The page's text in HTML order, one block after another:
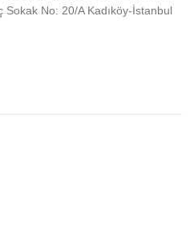
Sokak No: 20/A Kadıköy-İstanbul